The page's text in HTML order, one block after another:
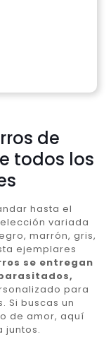
de
todos los
hasta el
variada
marrón, gris,
ejemplares
se entregan
para
Si buscas un
de amor, aquí
juntos.